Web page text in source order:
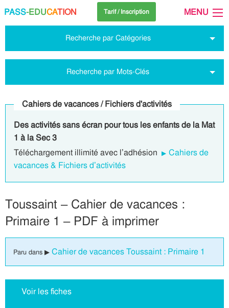
PASS-EDUCATION Tarif / Inscription MENU
Recherche par Catégories
Recherche par Mots-Clés
Cahiers de vacances / Fichiers d'activités
Des activités sans écran pour tous les enfants de la Mat
1 à la Sec 3
Téléchargement illimité avec l’adhésion
Cahiers de
vacances & Fichiers d’activités
Toussaint – Cahier de vacances :
Primaire 1 – PDF à imprimer
Paru dans ▶ Cahier de vacances Toussaint : Primaire 1
Voir les fiches